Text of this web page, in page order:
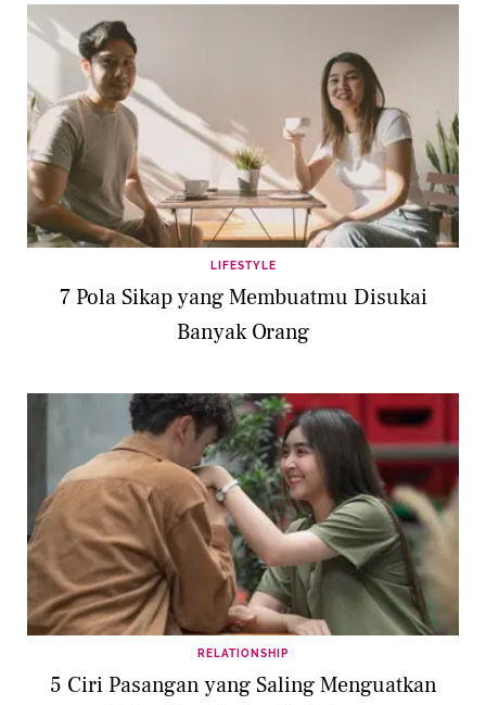
LIFESTYLE
7 Pola Sikap yang Membuatmu Disukai
Banyak Orang
RELATIONSHIP
5 Ciri Pasangan yang Saling Menguatkan